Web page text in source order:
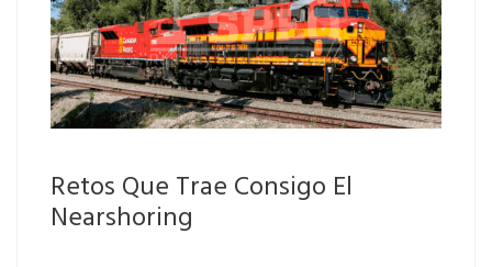
Retos Que Trae Consigo El
Nearshoring